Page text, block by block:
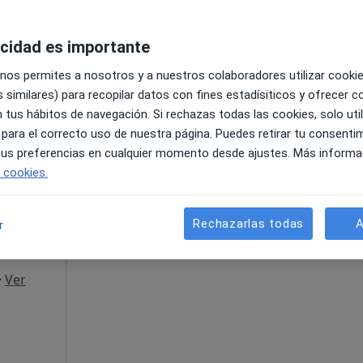
55 €
· Ver
La reserva de cita online no está
Mostrar perfil
es importante
permites a nosotros y a nuestros colaboradores utilizar
similares) para recopilar datos con fines estadísiticos y ofrecer
tus hábitos de navegación. Si rechazas todas las cookies, solo
el correcto uso de nuestra página. Puedes retirar tu
preferencias en cualquier momento desde ajustes. Más
Rechazarlas todas